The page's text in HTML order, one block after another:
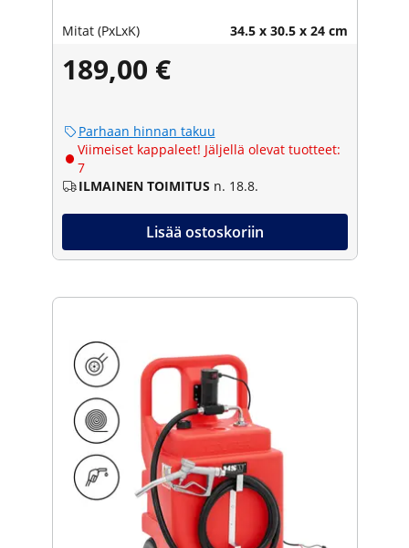
Mitat (PxLxK) 34.5 x 30.5 x 24 cm
189,00 €
Parhaan hinnan takuu
Viimeiset kappaleet! Jäljellä olevat tuotteet:
7
ILMAINEN TOIMITUS n. 18.8.
Lisää ostoskoriin